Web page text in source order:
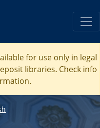
for use only in legal
libraries. Check info